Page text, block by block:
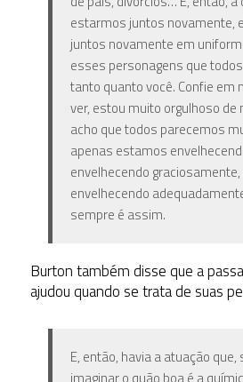
estarmos juntos novamente,
juntos novamente em
esses personagens que
tanto quanto você. Confie em
ver, estou muito orgulhoso de
acho que todos parecemos
apenas estamos
envelhecendo
envelhecendo
sempre é assim.
Burton também disse que a
ajudou quando se trata de suas
E, então, havia a atuação que,
imaginar o quão boa é a